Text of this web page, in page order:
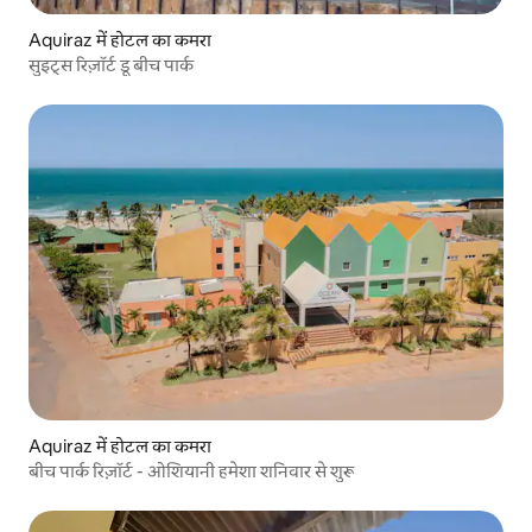
Aquiraz में होटल का कमरा
सुइट्स रिज़ॉर्ट डू बीच पार्क
Aquiraz में होटल का कमरा
बीच पार्क रिज़ॉर्ट - ओशियानी हमेशा शनिवार से शुरू